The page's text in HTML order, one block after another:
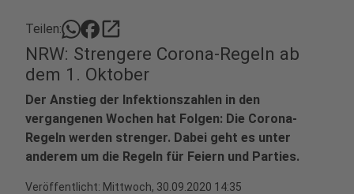
Teilen: open_in_new
NRW: Strengere Corona-Regeln ab
dem 1. Oktober
Der Anstieg der Infektionszahlen in den
vergangenen Wochen hat Folgen: Die Corona-
Regeln werden strenger. Dabei geht es unter
anderem um die Regeln für Feiern und Parties.
Veröffentlicht: Mittwoch, 30.09.2020 14:35